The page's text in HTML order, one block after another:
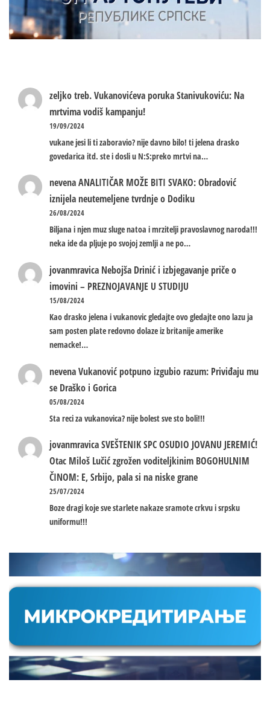
zeljko treb.Vukanovićeva poruka Stanivukoviću: Na
mrtvima vodiš kampanju!
19/09/2024
vukane jesi li ti zaboravio? nije davno bilo! ti jelena drasko
govedarica itd. ste i dosli u N:S:preko mrtvi na…
nevenaANALITIČAR MOŽE BITI SVAKO: Obradović
iznijela neutemeljene tvrdnje o Dodiku
26/08/2024
Biljana i njen muz sluge natoa i mrzitelji pravoslavnog naroda!!!
neka ide da pljuje po svojoj zemlji a ne po…
jovanmravica Nebojša Drinić i izbjegavanje priče o
imovini – PREZNOJAVANJE U STUDIJU
15/08/2024
Kao drasko jelena i vukanovic gledajte ovo gledajte ono lazu ja
sam posten plate redovno dolaze iz britanije amerike
nemacke!…
nevenaVukanović potpuno izgubio razum: Priviđaju mu
se Draško i Gorica
05/08/2024
Sta reci za vukanovica? nije bolest sve sto boli!!!
jovanmravicaSVEŠTENIK SPC OSUDIO JOVANU JEREMIĆ!
Otac Miloš Lučić zgrožen voditeljkinim BOGOHULNIM
ČINOM: E, Srbijo, pala si na niske grane
25/07/2024
Boze dragi koje sve starlete nakaze sramote crkvu i srpsku
uniformu!!!